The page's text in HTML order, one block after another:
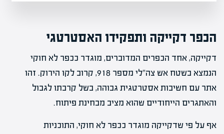
הכפר דקייקה ותפקידו האסטרטגי
דקייקה, אחד הכפרים המדוברים, מוגדר ככפר לא חוקי
הנמצא בשטח אש צה"לי מספר 918, קרוב לקו הירוק. זהו
אתר עם חשיבות אסטרטגית גבוהה, בשל קרבתו לגבול
והאתגרים הייחודיים שהוא מציב מבחינת פיתוח.
אף על פי שדקייקה מוגדר ככפר לא חוקי, התוכניות